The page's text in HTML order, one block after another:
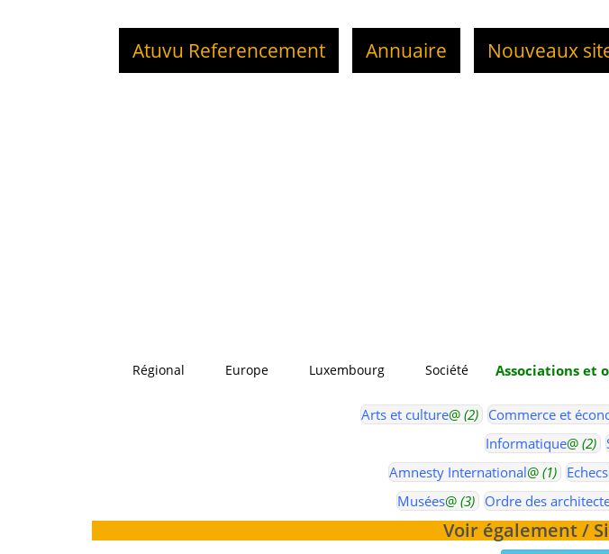
Atuvu Referencement Annuaire Nouveaux
Régional Europe Luxembourg Société Associations et
Arts et culture@ (2) Commerce et
Informatique@ (2)
Amnesty International@ (1) Echecs
Musées@ (3) Ordre des
Voir également /